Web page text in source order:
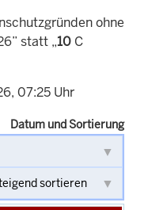
ohne
statt „10 C
07:25 Uhr
Datum und Sortierung